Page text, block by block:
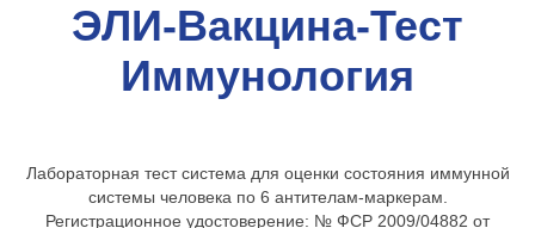
ЭЛИ-Вакцина-Тест
Иммунология
Лабораторная тест система для оценки состояния иммунной
системы человека по 6 антителам-маркерам.
Регистрационное удостоверение: № ФСР 2009/04882 от